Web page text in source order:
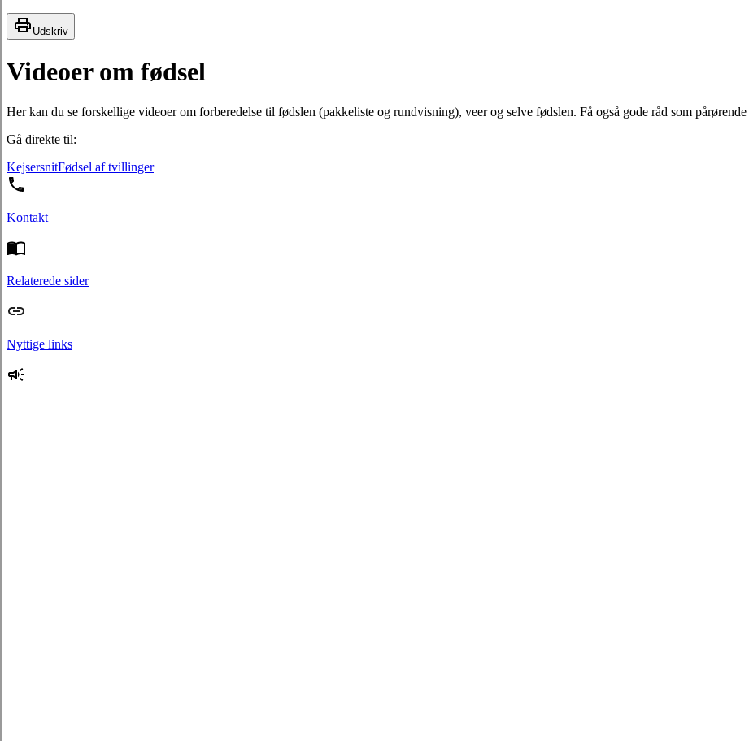
Udskriv
Videoer om fødsel
Her kan du se forskellige videoer om forberedelse til fødslen (pakkeliste og rundvisning), veer og selve fødslen. Få også gode råd som
Gå direkte til:
KejsersnitFødsel af tvillinger
Kontakt
Relaterede sider
Nyttige links